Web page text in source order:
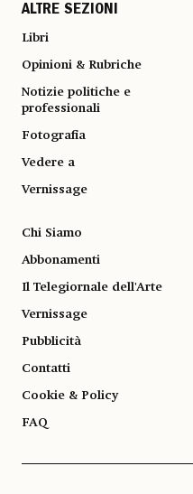
ALTRE SEZIONI
Libri
Opinioni & Rubriche
Notizie politiche e
professionali
Fotografia
Vedere a
Vernissage
Chi Siamo
Abbonamenti
Il Telegiornale dell'Arte
Vernissage
Pubblicità
Contatti
Cookie & Policy
FAQ